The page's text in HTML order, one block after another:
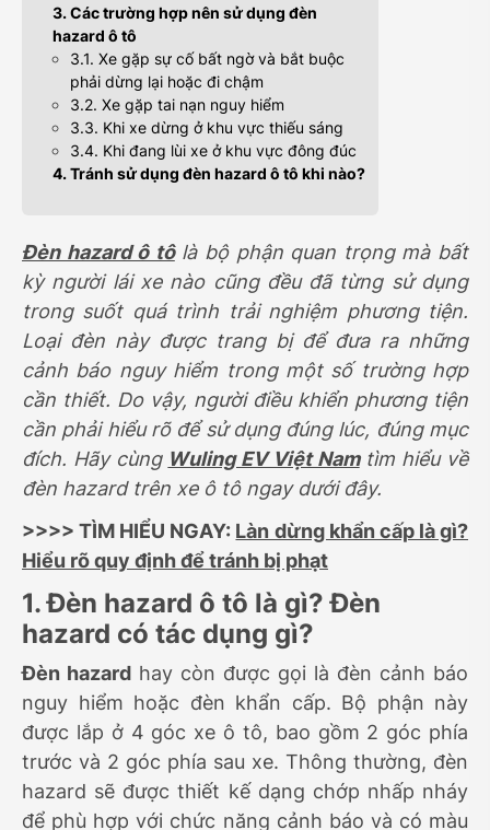
3. Các trường hợp nên sử dụng đèn
hazard ô tô
3.1. Xe gặp sự cố bất ngờ và bắt buộc
phải dừng lại hoặc đi chậm
3.2. Xe gặp tai nạn nguy hiểm
3.3. Khi xe dừng ở khu vực thiếu sáng
3.4. Khi đang lùi xe ở khu vực đông đúc
4. Tránh sử dụng đèn hazard ô tô khi nào?
Đèn hazard ô tôlà bộ phận quan trọng mà bất
kỳ người lái xe nào cũng đều đã từng sử dụng
trong suốt quá trình trải nghiệm phương tiện.
Loại đèn này được trang bị để đưa ra những
cảnh báo nguy hiểm trong một số trường hợp
cần thiết. Do vậy, người điều khiển phương tiện
cần phải hiểu rõ để sử dụng đúng lúc, đúng mục
đích. Hãy cùng Wuling EV Việt Namtìm hiểu về
đèn hazard trên xe ô tô ngay dưới đây.
>>>> TÌM HIỂU NGAY: Làn dừng khẩn cấp là gì?
Hiểu rõ quy định để tránh bị phạt
1. Đèn hazard ô tô là gì? Đèn
hazard có tác dụng gì?
Đèn hazard hay còn được gọi là đèn cảnh báo
nguy hiểm hoặc đèn khẩn cấp. Bộ phận này
được lắp ở 4 góc xe ô tô, bao gồm 2 góc phía
trước và 2 góc phía sau xe. Thông thường, đèn
hazard sẽ được thiết kế dạng chớp nhấp nháy
để phù hợp với chức năng cảnh báo và có màu